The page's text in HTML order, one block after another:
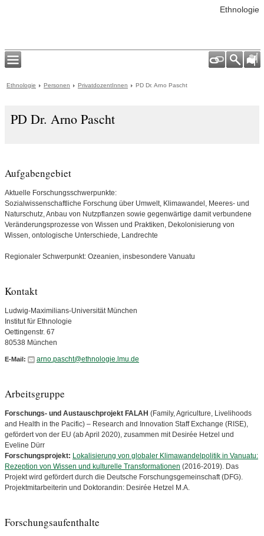
Ethnologie
Ethnologie Personen PrivatdozentInnen PD Dr. Arno Pascht
PD Dr. Arno Pascht
Aufgabengebiet
Aktuelle Forschungsschwerpunkte:
Sozialwissenschaftliche Forschung über Umwelt, Klimawandel, Meeres- und
Naturschutz, Anbau von Nutzpflanzen sowie gegenwärtige damit verbundene
Veränderungsprozesse von Wissen und Praktiken, Dekolonisierung von
Wissen, ontologische Unterschiede, Landrechte
Regionaler Schwerpunkt: Ozeanien, insbesondere Vanuatu
Kontakt
Ludwig-Maximilians-Universität München
Institut für Ethnologie
Oettingenstr. 67
80538 München
E-Mail: arno.pascht@ethnologie.lmu.de
Arbeitsgruppe
Forschungs- und Austauschprojekt FALAH (Family, Agriculture, Livelihoods
and Health in the Pacific) – Research and Innovation Staff Exchange (RISE),
gefördert von der EU (ab April 2020), zusammen mit Desirée Hetzel und
Eveline Dürr
Forschungsprojekt: Lokalisierung von globaler Klimawandelpolitik in Vanuatu:
Rezeption von Wissen und kulturelle Transformationen (2016-2019). Das
Projekt wird gefördert durch die Deutsche Forschungsgemeinschaft (DFG).
Projektmitarbeiterin und Doktorandin: Desirée Hetzel M.A.
Forschungsaufenthalte